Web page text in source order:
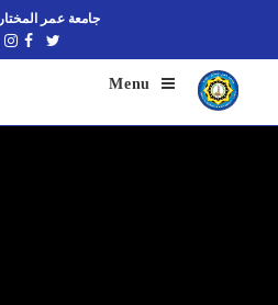
جامعة عمر المختار
Menu